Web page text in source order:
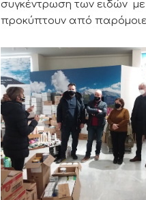
συγκέντρωση των ειδών
προκύπτουν από